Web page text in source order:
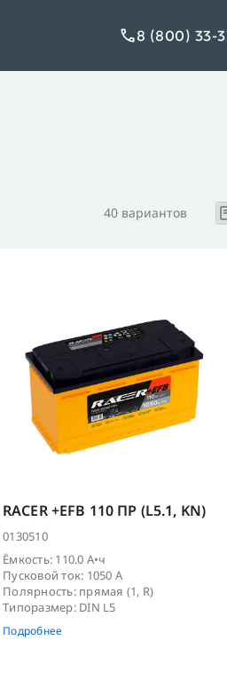
8 (800) 33-
40 вариантов
XTREME (мото)
XTREME
BUSHIDO Na+
RACER +EFB 110 ПР (L5.1, KN)
0130510
Ёмкость: 110.0 А•ч
Пусковой ток: 1050 А
Полярность: прямая (1, R)
Типоразмер: DIN L5
Подробнее